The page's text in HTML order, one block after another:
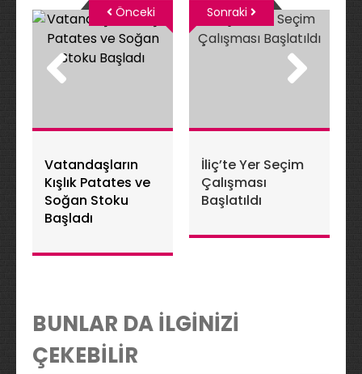
Vatandaşların
Kışlık Patates ve
Soğan Stoku
Başladı
Önceki
İliç’te Yer Seçim
Çalışması
Başlatıldı
Sonraki
BUNLAR DA İLGİNİZİ
ÇEKEBİLİR